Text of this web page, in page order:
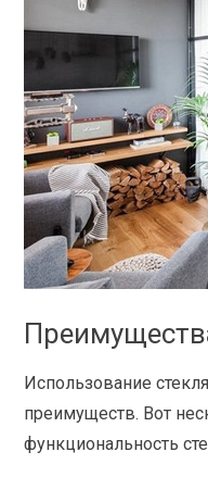
Использование
преимуществ. Вот
функциональность